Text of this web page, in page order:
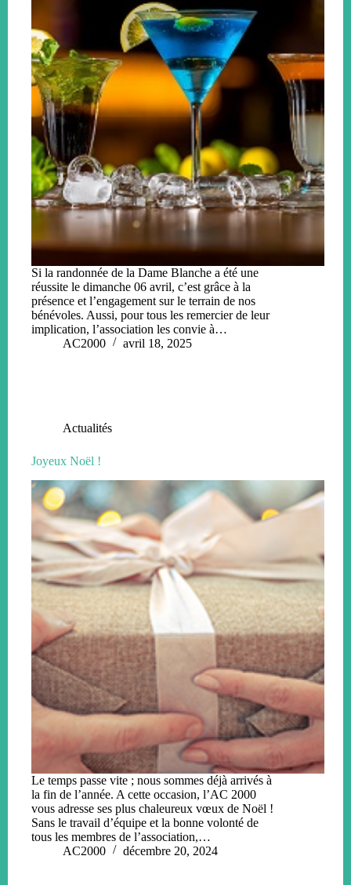
Si la randonnée de la Dame Blanche a été une
réussite le dimanche 06 avril, c’est grâce à la
présence et l’engagement sur le terrain de nos
bénévoles. Aussi, pour tous les remercier de leur
implication, l’association les convie à…
AC2000
avril 18, 2025
Actualités
Joyeux Noël !
Le temps passe vite ; nous sommes déjà arrivés à
la fin de l’année. A cette occasion, l’AC 2000
vous adresse ses plus chaleureux vœux de Noël !
Sans le travail d’équipe et la bonne volonté de
tous les membres de l’association,…
AC2000
décembre 20, 2024